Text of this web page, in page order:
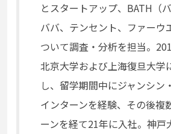
とスタートアップ、BATH（
ババ、テンセント、ファーウ
ついて調査・分析を担当。
北京⼤学および上海復旦⼤学
し、留学期間中にジャンシン
インターンを経験、その後複
ーンを経て21年に⼊社。神⼾